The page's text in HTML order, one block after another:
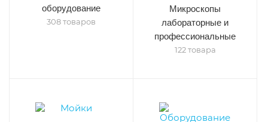
оборудование
308 товаров
Микроскопы
лабораторные и
профессиональные
122 товара